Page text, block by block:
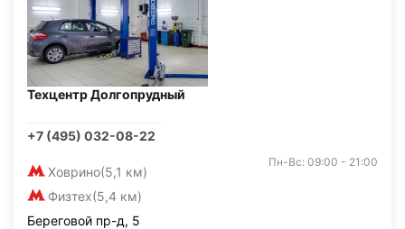
Техцентр Долгопрудный
+7 (495) 032-08-22
Ховрино(5,1 км)
Физтех(5,4 км)
Пн-Вс: 09:00 - 21:00
Береговой пр-д, 5